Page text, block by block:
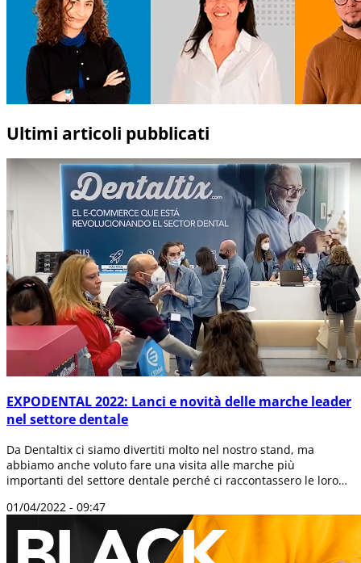
Ultimi articoli pubblicati
EXPODENTAL 2022: Lanci e novità delle marche leader
nel settore dentale
Da Dentaltix ci siamo divertiti molto nel nostro stand, ma
abbiamo anche voluto fare una visita alle marche più
importanti del settore dentale perché ci raccontassero le loro
01/04/2022 - 09:47